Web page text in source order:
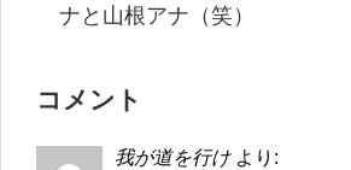
ナと山根アナ（笑）
コメント
我が道を行け より: